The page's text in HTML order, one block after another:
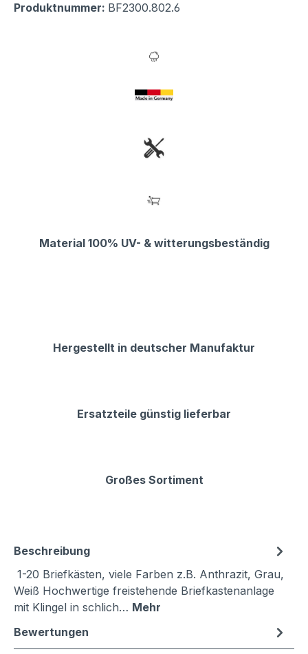
Produktnummer: BF2300.802.6
Material 100% UV- & witterungsbeständig
Hergestellt in deutscher Manufaktur
Ersatzteile günstig lieferbar
Großes Sortiment
Beschreibung
1-20 Briefkästen, viele Farben z.B. Anthrazit, Grau,
Weiß Hochwertige freistehende Briefkastenanlage
mit Klingel in schlich… Mehr
Bewertungen